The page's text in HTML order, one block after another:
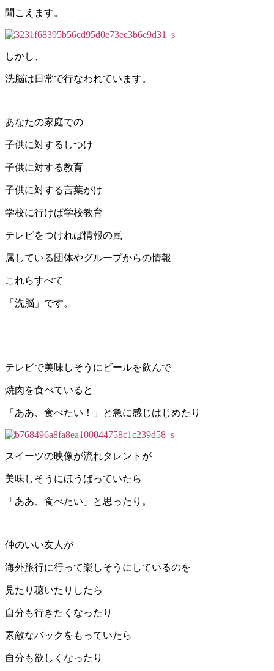
聞こえます。
しかし、
洗脳は日常で行なわれています。
あなたの家庭での
子供に対するしつけ
子供に対する教育
子供に対する言葉がけ
学校に行けば学校教育
テレビをつければ情報の嵐
属している団体やグループからの情報
これらすべて
「洗脳」です。
テレビで美味しそうにビールを飲んで
焼肉を食べていると
「ああ、食べたい！」と急に感じはじめたり
スイーツの映像が流れタレントが
美味しそうにほうばっていたら
「ああ、食べたい」と思ったり。
仲のいい友人が
海外旅行に行って楽しそうにしているのを
見たり聴いたりしたら
自分も行きたくなったり
素敵なバックをもっていたら
自分も欲しくなったり